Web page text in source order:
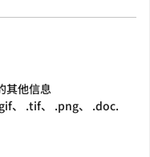
其他信息
、 .tif、 .png、 .doc.